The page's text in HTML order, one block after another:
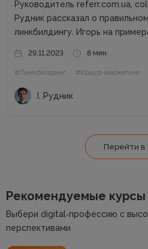
Руководитель referr.com.ua,
Рудник рассказал о
линкбилдингу. Игорь на
Сайты можно продвигать
которых есть и PBN. При этом
29.11.2023 8 мин.
#Линкбилдинг #Крауд-маркетинг
І. Рудник
Перейти в
Рекомендуемые курсы
Выбери digital‑профессию с
перспективами